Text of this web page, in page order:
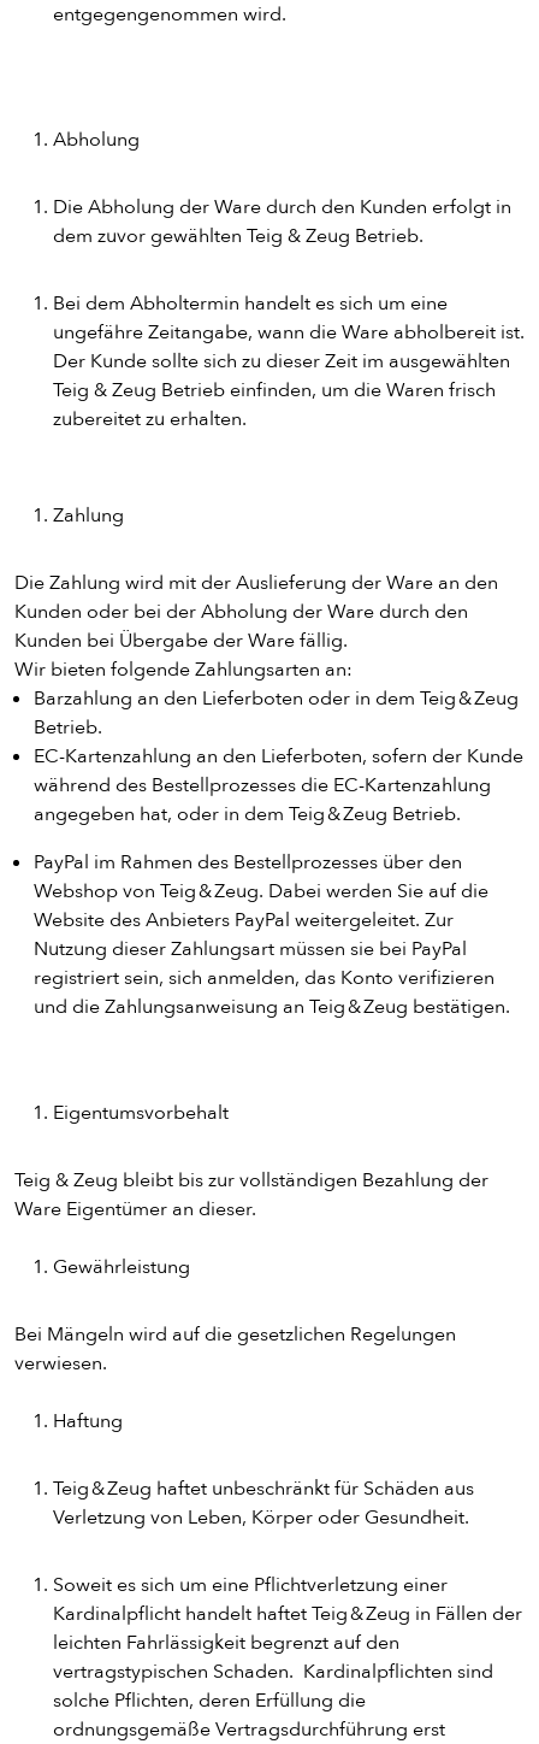
entgegengenommen wird.
Abholung
Die Abholung der Ware durch den Kunden erfolgt in
dem zuvor gewählten Teig & Zeug Betrieb.
Bei dem Abholtermin handelt es sich um eine
ungefähre Zeitangabe, wann die Ware abholbereit ist.
Der Kunde sollte sich zu dieser Zeit im ausgewählten
Teig & Zeug Betrieb einfinden, um die Waren frisch
zubereitet zu erhalten.
Zahlung
Die Zahlung wird mit der Auslieferung der Ware an den
Kunden oder bei der Abholung der Ware durch den
Kunden bei Übergabe der Ware fällig.
Wir bieten folgende Zahlungsarten an:
Barzahlung an den Lieferboten oder in dem Teig & Zeug
Betrieb.
EC-Kartenzahlung an den Lieferboten, sofern der Kunde
während des Bestellprozesses die EC-Kartenzahlung
angegeben hat, oder in dem Teig & Zeug Betrieb.
PayPal im Rahmen des Bestellprozesses über den
Webshop von Teig & Zeug. Dabei werden Sie auf die
Website des Anbieters PayPal weitergeleitet. Zur
Nutzung dieser Zahlungsart müssen sie bei PayPal
registriert sein, sich anmelden, das Konto verifizieren
und die Zahlungsanweisung an Teig & Zeug bestätigen.
Eigentumsvorbehalt
Teig & Zeug bleibt bis zur vollständigen Bezahlung der
Ware Eigentümer an dieser.
Gewährleistung
Bei Mängeln wird auf die gesetzlichen Regelungen
verwiesen.
Haftung
Teig & Zeug haftet unbeschränkt für Schäden aus
Verletzung von Leben, Körper oder Gesundheit.
Soweit es sich um eine Pflichtverletzung einer
Kardinalpflicht handelt haftet Teig & Zeug in Fällen der
leichten Fahrlässigkeit begrenzt auf den
vertragstypischen Schaden. Kardinalpflichten sind
solche Pflichten, deren Erfüllung die
ordnungsgemäße Vertragsdurchführung erst